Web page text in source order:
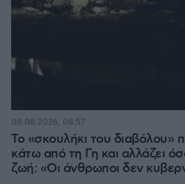
Το «σκουλήκι του διαβόλου»
κάτω από τη Γη και αλλάζει
ζωή: «Οι άνθρωποι δεν
08.08.2026, 08:57